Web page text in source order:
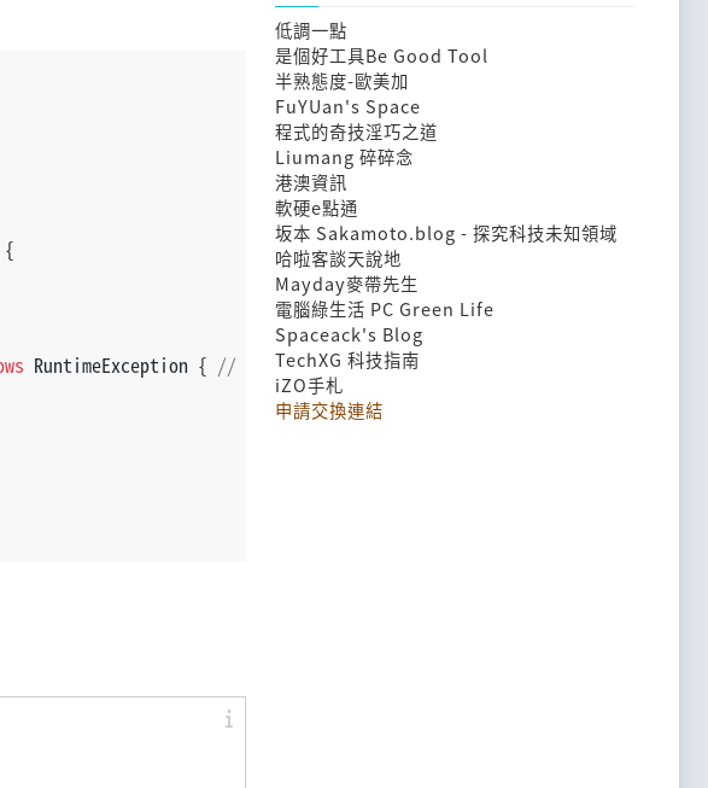
{
RuntimeException { // line n1
低調一點
是個好工具Be Good Tool
半熟態度-歐美加
FuYUan's Space
程式的奇技淫巧之道
Liumang 碎碎念
港澳資訊
軟硬e點通
坂本 Sakamoto.blog - 探究科技未知領域
哈啦客談天說地
Mayday麥帶先生
電腦綠生活 PC Green Life
Spaceack's Blog
TechXG 科技指南
iZO手札
申請交換連結